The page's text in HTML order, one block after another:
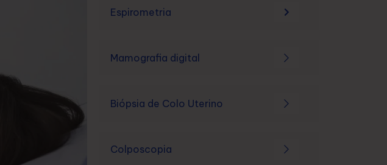
Espirometria
Mamografia digital
Biópsia de Colo Uterino
Colposcopia